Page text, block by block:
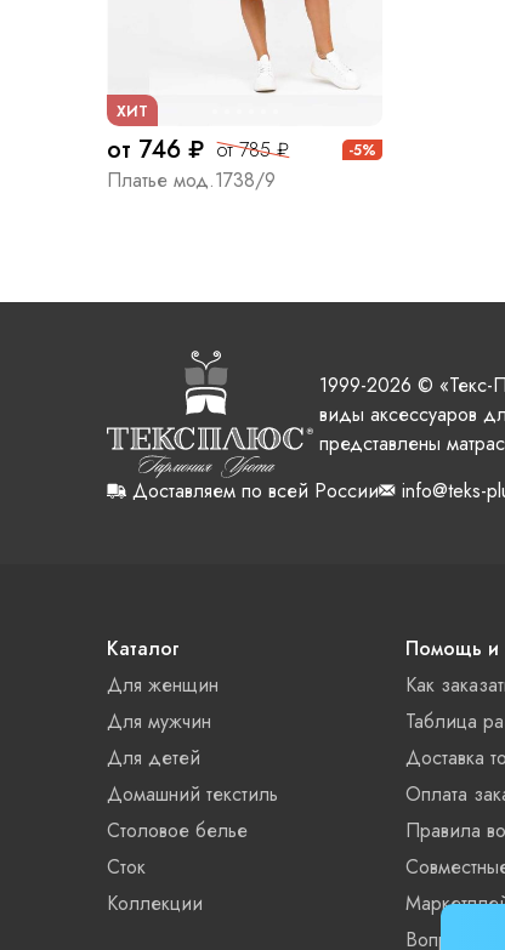
ХИТ
от 746 ₽ от 785 ₽ -5%
Платье мод.1738/9
1999-2026 ©
виды аксессуаров
представлены
Доставляем по всей России
info@teks-
Каталог
Для женщин
Для мужчин
Для детей
Домашний текстиль
Столовое белье
Сток
Коллекции
Помощь и
Как
Таблица
Доставка
Оплата
Правила
Вопросы и